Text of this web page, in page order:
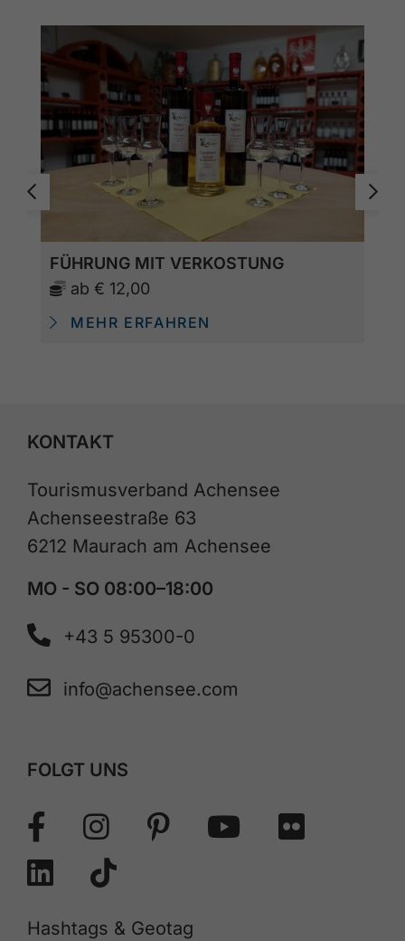
FÜHRUNG MIT VERKOSTUNG
ab € 12,00
MEHR ERFAHREN
KONTAKT
Tourismusverband Achensee
Achenseestraße 63
6212 Maurach am Achensee
MO - SO 08:00–18:00
+43 5 95300-0
info@achensee.com
FOLGT UNS
Hashtags & Geotag